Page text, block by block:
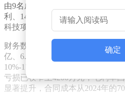
由9名成员构成，研发团队占比超
利、147项实用新型专利及240项
科技项目。
财务数据显示，2022至2025年上
亿、6.45亿、8.40亿及4.03亿元，
10%-17%区间。尽管尚未实现盈
亏损已收窄至4200万元，毛利率
显著提升，合同成本从2024年的
确定